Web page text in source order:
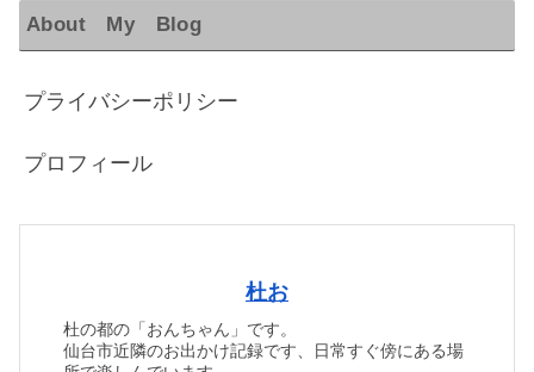
About My Blog
プライバシーポリシー
プロフィール
杜お
杜の都の「おんちゃん」です。
仙台市近隣のお出かけ記録です、日常すぐ傍にある場